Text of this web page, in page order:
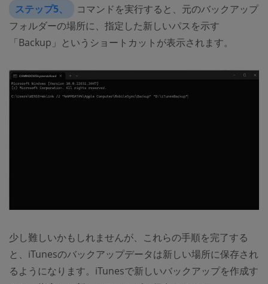
ステップ5、
コマンドを実行すると、元のバックアップ
フォルダーの場所に、指定した新しいパスを示す
「Backup」というショートカットが表示されます。
少し難しいかもしれませんが、これらの手順を完了する
と、iTunesのバックアップデータは新しい場所に保存され
るようになります。iTunesで新しいバックアップを作成す